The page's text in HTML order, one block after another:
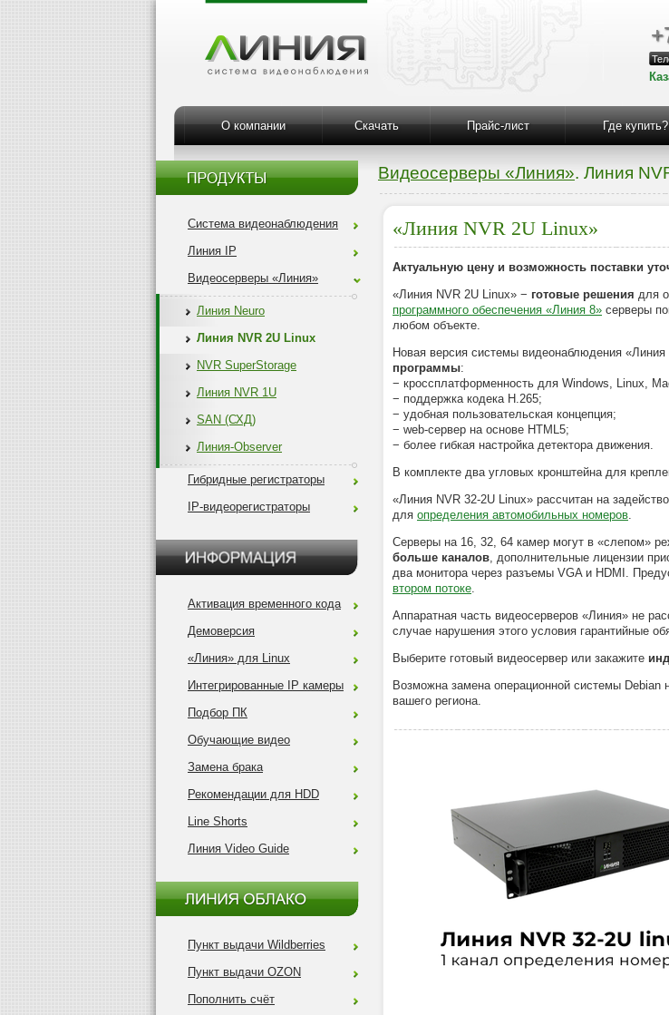
О компании Скачать Прайс-лист Где купить?
Система видеонаблюдения
Линия IP
Видеосерверы «Линия»
Линия Neuro
Линия NVR 2U Linux
NVR SuperStorage
Линия NVR 1U
SAN (СХД)
Линия-Observer
Гибридные регистраторы
IP-видеорегистраторы
Активация временного кода
Демоверсия
«Линия» для Linux
Интегрированные IP камеры
Подбор ПК
Обучающие видео
Замена брака
Рекомендации для HDD
Line Shorts
Линия Video Guide
Пункт выдачи Wildberries
Пункт выдачи OZON
Пополнить счёт
Видеосерверы «Линия». Линия
«Линия NVR 2U Linux»
Актуальную цену и возможность поставки
«Линия NVR 2U Linux» − готовые решения для
программного обеспечения «Линия 8» серверы
любом объекте.
Новая версия системы видеонаблюдения «Линия
программы:
− кроссплатформенность для Windows, Linux,
− поддержка кодека H.265;
− удобная пользовательская концепция;
− web-сервер на основе HTML5;
− более гибкая настройка детектора движения.
В комплекте два угловых кронштейна для
«Линия NVR 32-2U Linux» рассчитан на
для определения автомобильных номеров.
Серверы на 16, 32, 64 камер могут в «слепом»
больше каналов, дополнительные лицензии
два монитора через разъемы VGA и HDMI.
втором потоке.
Аппаратная часть видеосерверов «Линия» не
случае нарушения этого условия гарантийные
Выберите готовый видеосервер или закажите
Возможна замена операционной системы
вашего региона.